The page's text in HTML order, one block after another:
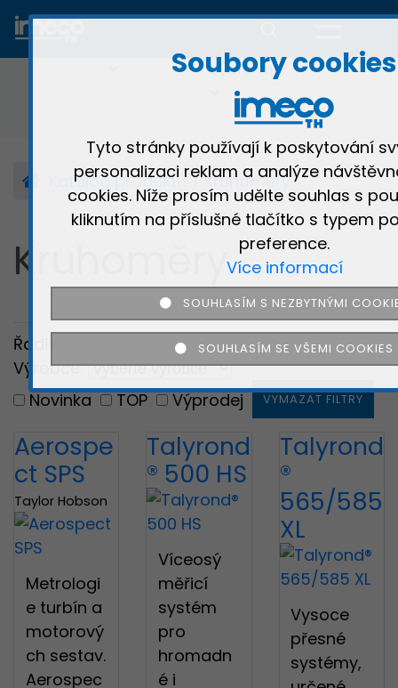
Kruhoměry Dotykové
3D
systémy
profiloměry
Katalog produktů Kruhoměry
Kruhoměry
Řadit dle:
Výrobce:
Novinka
TOP Výprodej VYMAZAT FILTRY
Aerospe
ct SPS
Taylor Hobson
Metrologi
e turbín a
motorový
ch sestav.
Aerospec
Talyrond
® 500 HS
Víceosý
měřicí
systém
pro
hromadn
é i
Talyrond
®
565/585
XL
Vysoce
přesné
systémy,
Soubory cookies
Tyto stránky používají k poskytování
personalizaci reklam a analýze
cookies. Níže prosím udělte souhlas s
kliknutím na příslušné tlačítko s typem
preference.
Více informací
SOUHLASÍM S NEZBYTNÝMI
SOUHLASÍM SE VŠEMI COOKIES